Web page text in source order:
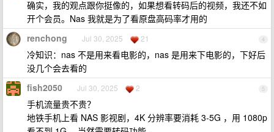
确实，我的观点跟你挺像的，如果想看转码后的视频，我还不如
开个会员。Nas 我就是为了看原盘高码率才用的
4
renchong Jul 30, 2025 21
冷知识：nas 不是用来看电影的，nas 是用来下电影的，下好后
没几个会去看的
5
fish2050 Jul 30, 2025 2
手机流量贵不贵？
地铁手机上看 NAS 影视剧，4K 分辨率要消耗 3-5G ，用 1080p